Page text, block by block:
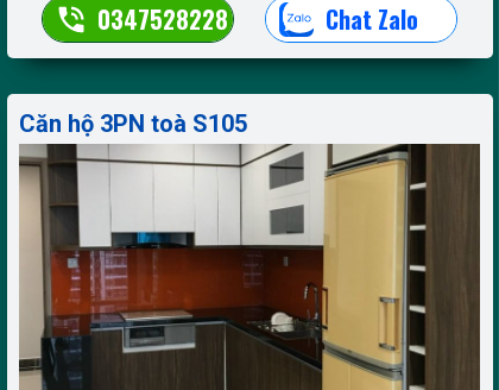
0347528228 Chat Zalo
Căn hộ 3PN toà S105